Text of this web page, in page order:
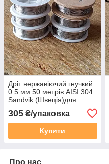
Дріт нержавіючий гнучкий
0.5 мм 50 метрів AISI 304
Sandvik (Швеція)для
пасіки
305 ₴/упаковка
Купити